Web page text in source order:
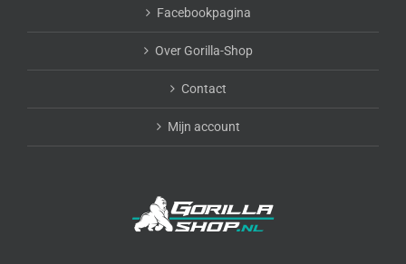
Facebookpagina
Over Gorilla-Shop
Contact
Mijn account